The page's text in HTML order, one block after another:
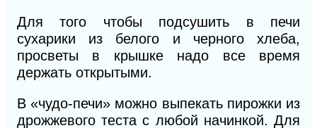
Для того чтобы подсушить в печи
сухарики из белого и черного хлеба,
просветы в крышке надо все время
держать открытыми.
В «чудо-печи» можно выпекать пирожки из
дрожжевого теста с любой начинкой. Для